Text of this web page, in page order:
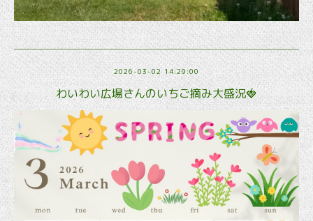
2026-03-02 14:29:00
わいわい広場さんのいちご摘み大盛況🍓